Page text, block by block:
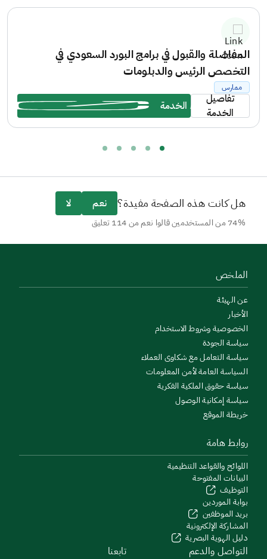
جميع المتطلبات لكل تخصص، وذلك من خلال الموقع
الإلكتروني: https://ha.edu.sa/
المفاضلة والقبول في برامج البورد السعودي في
التخصص الرئيس والدبلومات
ممارس
تفاصيل
الخدمة
بدء الخدمة
هل كانت هذه الصفحة مفيدة؟ نعم لا
74% من المستخدمين قالوا نعم من 114 تعليق
الملخص
عن الهيئة
الأخبار
الخصوصية وشروط الاستخدام
سياسة الجودة
سياسة التعامل مع شكاوى العملاء
السياسة العامة لأمن المعلومات
سياسة حقوق الملكية الفكرية
سياسة إمكانية الوصول
خريطة الموقع
روابط هامة
اللوائح والقواعد التنظيمية
البيانات المفتوحة
التوظيف
بوابة الموردين
بريد الموظفين
المشاركة الإلكترونية
دليل الهوية البصرية
التواصل والدعم تابعنا